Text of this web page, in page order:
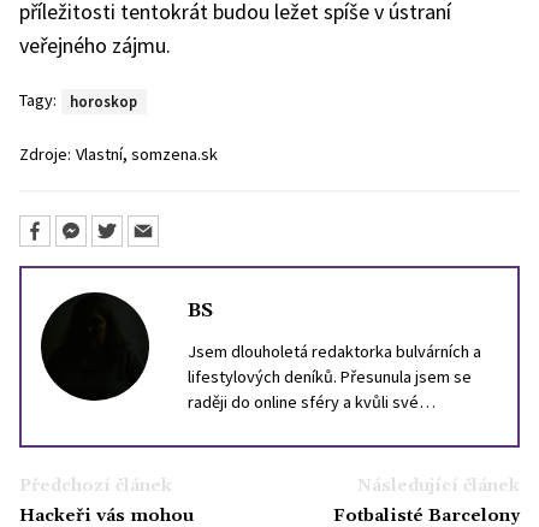
příležitosti tentokrát budou ležet spíše v ústraní
veřejného zájmu.
Tagy: horoskop
Zdroje: Vlastní, somzena.sk
BS
Jsem dlouholetá redaktorka bulvárních a
lifestylových deníků. Přesunula jsem se
raději do online sféry a kvůli své
jménem ani tváří nechlubím. Stejně se není
na co koukat. Mám ráda kočky, svůj skútr a
Předchozí článek
Hackeři vás mohou
Následující článek
Fotbalisté Barcelony